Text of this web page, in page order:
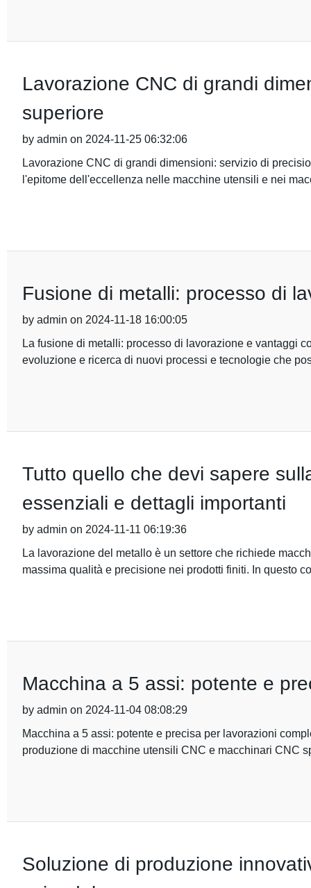
Lavorazione CNC di grandi
superiore
by admin on 2024-11-25 06:32:06
Lavorazione CNC di grandi dimensioni: servizio di
l'epitome dell'eccellenza nelle macchine utensili e nei
Fusione di metalli: processo di
by admin on 2024-11-18 16:00:05
La fusione di metalli: processo di lavorazione e vantaggi
evoluzione e ricerca di nuovi processi e tecnologie che
Tutto quello che devi sapere
essenziali e dettagli importanti
by admin on 2024-11-11 06:19:36
La lavorazione del metallo è un settore che richiede
massima qualità e precisione nei prodotti finiti. In questo
Macchina a 5 assi: potente e
by admin on 2024-11-04 08:08:29
Macchina a 5 assi: potente e precisa per lavorazioni
produzione di macchine utensili CNC e macchinari CNC
Soluzione di produzione